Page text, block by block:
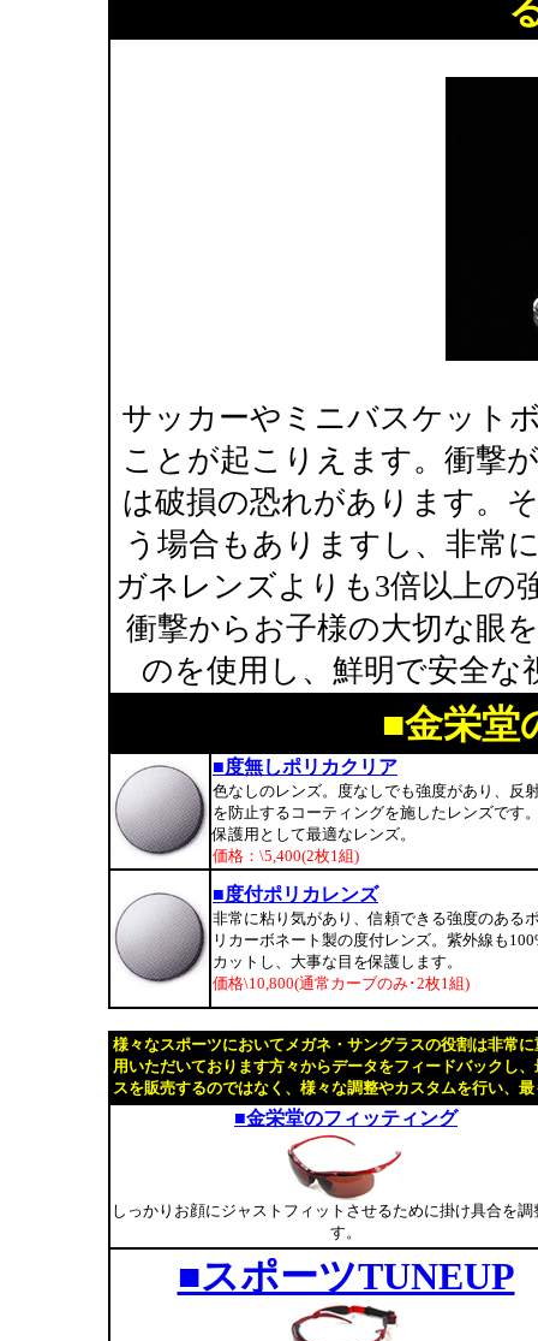
サッカーやミニバスケット
ことが起こりえます。衝撃
は破損の恐れがあります。
う場合もありますし、非常
ガネレンズよりも3倍以上の
衝撃からお子様の大切な眼
のを使用し、鮮明で安全
■金栄堂
■度無しポリカクリア
色なしのレンズ。度なしでも強度があり、反
を防止するコーティングを施したレンズです
保護用として最適なレンズ。
価格：\5,400(2枚1組)
■度付ポリカレンズ
非常に粘り気があり、信頼できる強度のある
リカーボネート製の度付レンズ。紫外線も
カットし、大事な目を保護します。
価格\10,800(通常カーブのみ･2枚1組)
様々なスポーツにおいてメガネ・サングラスの役割は非常
用いただいております方々からデータをフィードバックし
スを販売するのではなく、様々な調整やカスタムを行い、
■金栄堂のフィッティング
しっかりお顔にジャストフィットさせるために掛け具合を調
す。
■スポーツTUNEUP